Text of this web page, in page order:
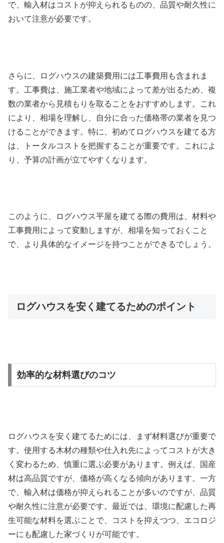
で、輸入材はコストが抑えられるものの、品質や耐久性に
おいて注意が必要です。
さらに、ログハウスの建築費用には工事費用も含まれま
す。工事費は、施工業者や地域によって差が出るため、複
数の業者から見積もりを取ることをおすすめします。これ
により、相場を理解し、自分に合った価格帯の業者を見つ
けることができます。特に、初めてログハウスを建てる方
は、トータルコストを把握することが重要です。これによ
り、予算の計画が立てやすくなります。
このように、ログハウス平屋を建てる際の費用は、材料や
工事費用によって変動しますが、相場を知っておくこと
で、より具体的なイメージを持つことができるでしょう。
ログハウスを安く建てるためのポイント
効率的な材料選びのコツ
ログハウスを安く建てるためには、まず材料選びが重要で
す。使用する木材の種類や仕入れ先によってコストが大き
く変わるため、慎重に選ぶ必要があります。例えば、国産
材は高品質ですが、価格が高くなる傾向があります。一方
で、輸入材は価格が抑えられることが多いのですが、品質
や耐久性に注意が必要です。最近では、環境に配慮した再
生可能な材料を選ぶことで、コストを抑えつつ、エコロジ
ーにも配慮した家づくりが可能です。